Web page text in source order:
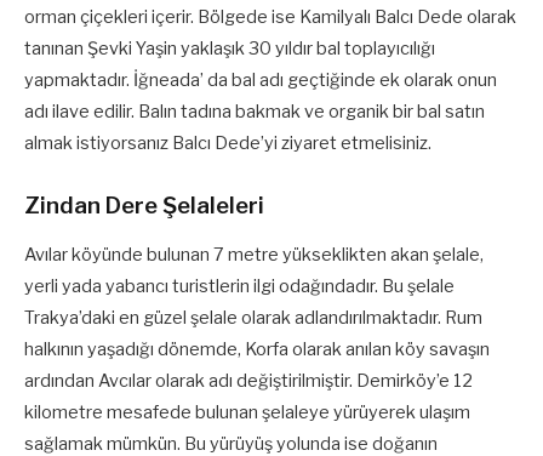
orman çiçekleri içerir. Bölgede ise Kamilyalı Balcı Dede olarak
tanınan Şevki Yaşin yaklaşık 30 yıldır bal toplayıcılığı
yapmaktadır. İğneada’ da bal adı geçtiğinde ek olarak onun
adı ilave edilir. Balın tadına bakmak ve organik bir bal satın
almak istiyorsanız Balcı Dede’yi ziyaret etmelisiniz.
Zindan Dere Şelaleleri
Avılar köyünde bulunan 7 metre yükseklikten akan şelale,
yerli yada yabancı turistlerin ilgi odağındadır. Bu şelale
Trakya’daki en güzel şelale olarak adlandırılmaktadır. Rum
halkının yaşadığı dönemde, Korfa olarak anılan köy savaşın
ardından Avcılar olarak adı değiştirilmiştir. Demirköy’e 12
kilometre mesafede bulunan şelaleye yürüyerek ulaşım
sağlamak mümkün. Bu yürüyüş yolunda ise doğanın